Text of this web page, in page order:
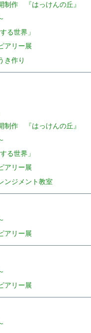
作 『はっけんの丘』
る世界」
アリー展
き作り
作 『はっけんの丘』
る世界」
アリー展
ンジメント教室
アリー展
アリー展